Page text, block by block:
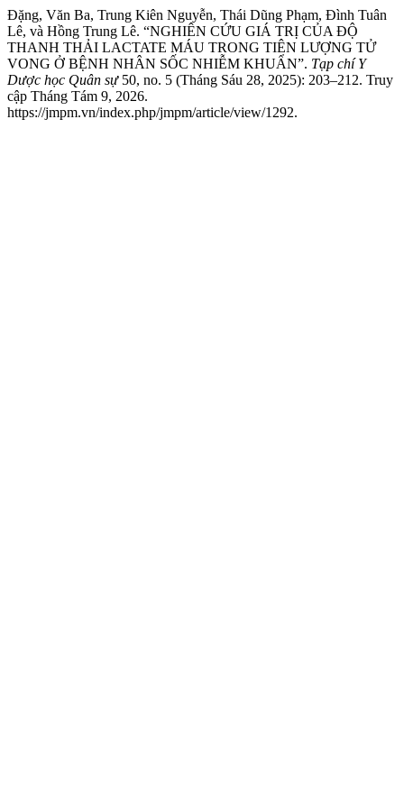
Đặng, Văn Ba, Trung Kiên Nguyễn, Thái Dũng Phạm, Đình Tuân
Lê, và Hồng Trung Lê. “NGHIÊN CỨU GIÁ TRỊ CỦA ĐỘ
THANH THẢI LACTATE MÁU TRONG TIÊN LƯỢNG TỬ
VONG Ở BỆNH NHÂN SỐC NHIỄM KHUẨN”. Tạp chí Y
Dược học Quân sự50, no. 5 (Tháng Sáu 28, 2025): 203–212. Truy
cập Tháng Tám 9, 2026.
https://jmpm.vn/index.php/jmpm/article/view/1292.